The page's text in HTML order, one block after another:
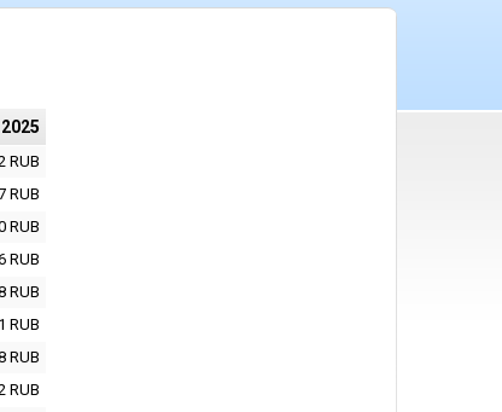
RUB
RUB
RUB
RUB
RUB
RUB
RUB
RUB